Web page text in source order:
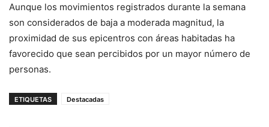
Aunque los movimientos registrados durante la semana
son considerados de baja a moderada magnitud, la
proximidad de sus epicentros con áreas habitadas ha
favorecido que sean percibidos por un mayor número de
personas.
ETIQUETAS Destacadas